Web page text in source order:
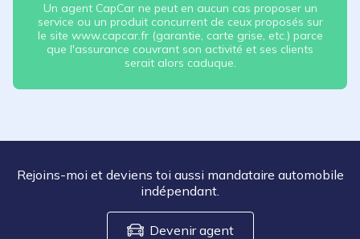
Un agent CapCar ne peut en aucun cas proposer un
service ou un produit concurrent de ceux proposés sur
le site www.capcar.fr (garantie, carte grise, etc.) parce
que l'assurance couvrant son activité et ses clients
serait alors caduque.
Rejoins-moi et deviens toi aussi mandataire automobile
indépendant.
Devenir agent